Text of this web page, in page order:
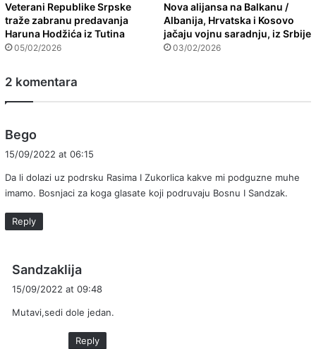
Veterani Republike Srpske
traže zabranu predavanja
Haruna Hodžića iz Tutina
05/02/2026
Nova alijansa na Balkanu /
Albanija, Hrvatska i Kosovo
jačaju vojnu saradnju, iz Srbije
03/02/2026
2 komentara
Bego
s
15/09/2022 at 06:15
Da li dolazi uz podrsku Rasima I Zukorlica kakve mi podguzne muhe
imamo. Bosnjaci za koga glasate koji podruvaju Bosnu I Sandzak.
Reply
Sandzaklija
s
:
15/09/2022 at 09:48
Mutavi,sedi dole jedan.
Reply